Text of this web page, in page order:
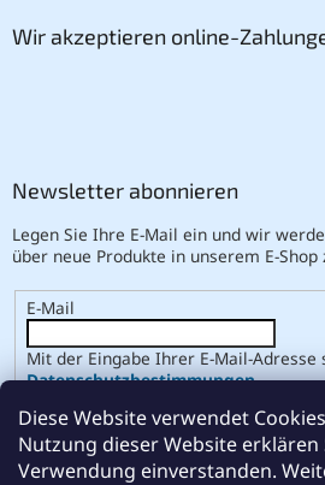
Diese Website verwendet
Nutzung dieser Website erklären
Verwendung einverstanden.
Wir akzeptieren online-
Newsletter abonnieren
Legen Sie Ihre E-Mail ein und wir
über neue Produkte in unserem E-Shop
E-Mail
Mit der Eingabe Ihrer E-Mail-Adresse
Datenschutzbestimmungen.
ANMELDEN